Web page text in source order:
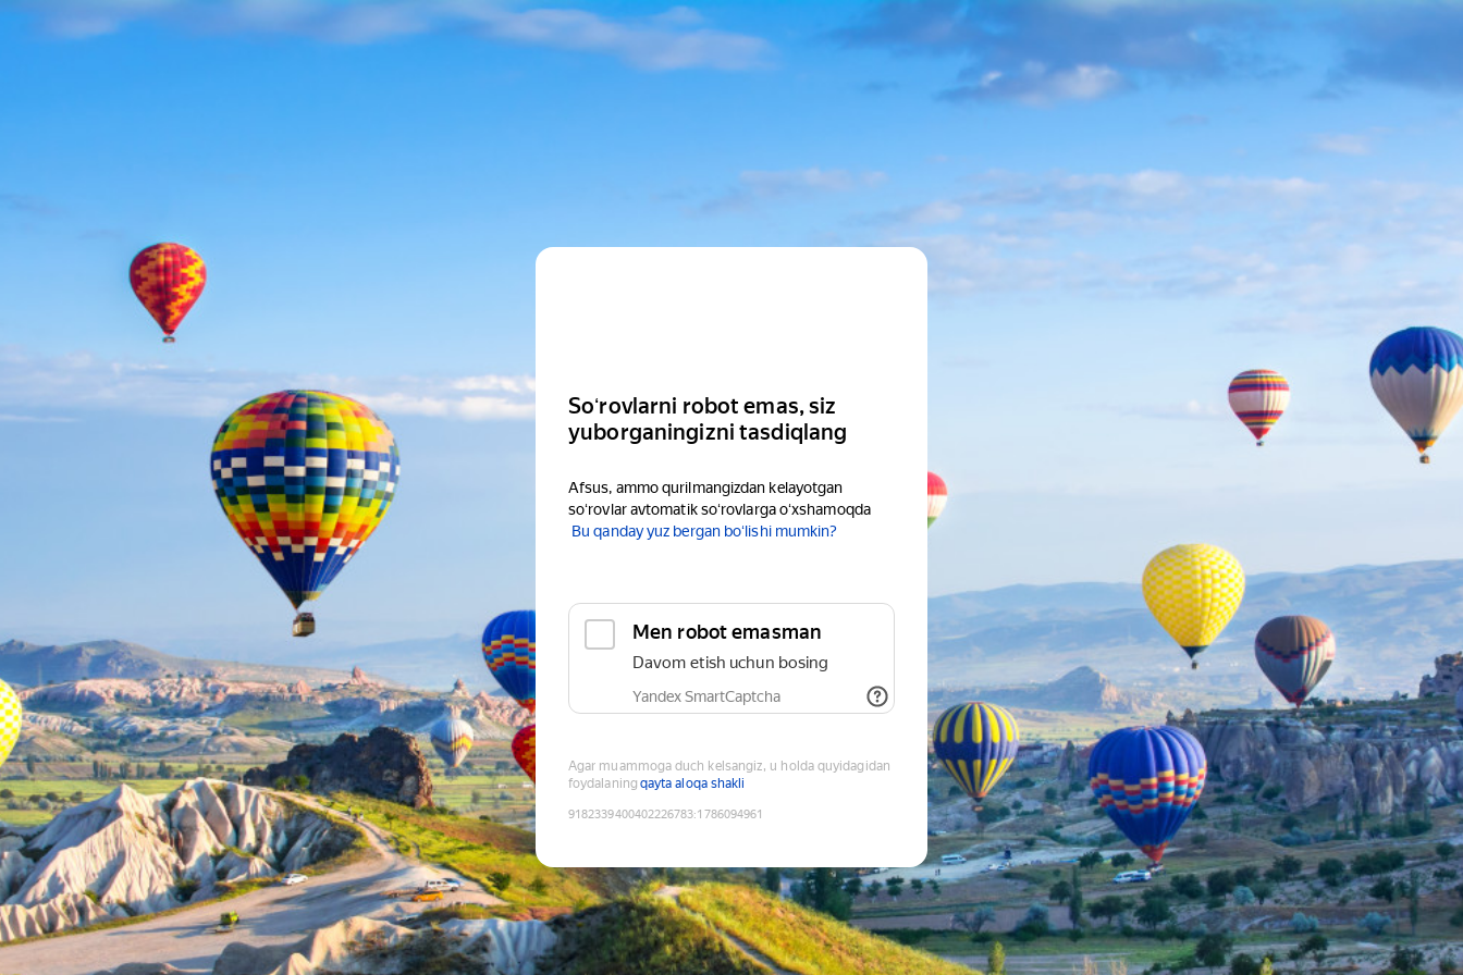
Soʻrovlarni robot emas, siz
yuborganingizni tasdiqlang
Afsus, ammo qurilmangizdan kelayotgan
soʻrovlar avtomatik soʻrovlarga oʻxshamoqda
Bu qanday yuz bergan boʻlishi mumkin?
Men robot emasman
Davom etish uchun bosing
Yandex SmartCaptcha
Agar muammoga duch kelsangiz, u holda quyidagidan
foydalaning qayta aloqa shakli
9182339400402226783:1786094961